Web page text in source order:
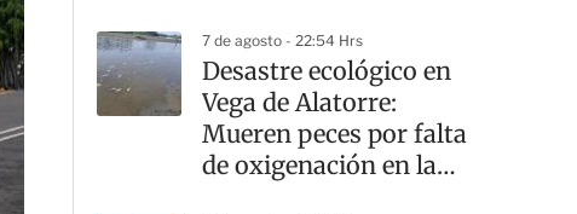
7 de agosto - 22:54 Hrs
Desastre ecológico en
Vega de Alatorre:
Mueren peces por falta
de oxigenación en la